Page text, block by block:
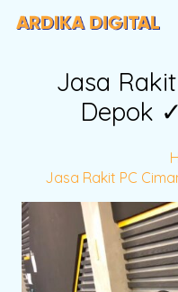
Jasa
Depok
Jasa Rakit PC